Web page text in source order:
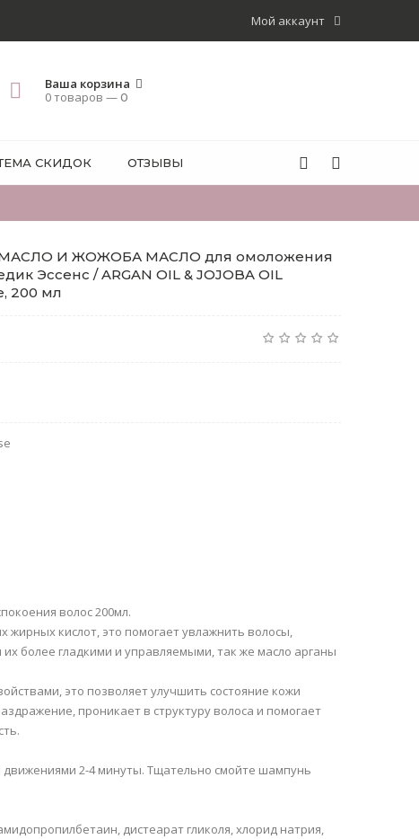
Мой аккаунт
Ваша корзина
0 товаров —0
СКИДОК ОТЗЫВЫ
И ЖОЖОБА МАСЛО для омоложения
Эссенс / ARGAN OIL & JOJOBA OIL
200 мл
волос 200мл.
кислот, это помогает увлажнить волосы,
более гладкими и управляемыми, так же масло арганы
это позволяет улучшить состояние кожи
проникает в структуру волоса и помогает
2-4 минуты. Тщательно смойте шампунь
дистеарат гликоля, хлорид натрия,